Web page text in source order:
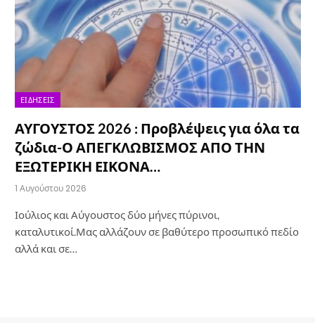
ΕΙΔΉΣΕΙΣ
ΑΥΓΟΥΣΤΟΣ 2026 : Προβλέψεις για όλα τα
ζώδια-Ο ΑΠΕΓΚΛΩΒΙΣΜΟΣ ΑΠΟ ΤΗΝ
ΕΞΩΤΕΡΙΚΗ ΕΙΚΟΝΑ…
1 Αυγούστου 2026
Ιούλιος και Αύγουστος δύο μήνες πύρινοι,
καταλυτικοί.Μας αλλάζουν σε βαθύτερο προσωπικό πεδίο
αλλά και σε…